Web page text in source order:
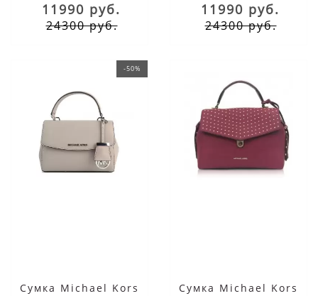
11990 руб.
24300 руб.
11990 руб.
24300 руб.
-50%
Сумка Michael Kors
Сумка Michael Kors